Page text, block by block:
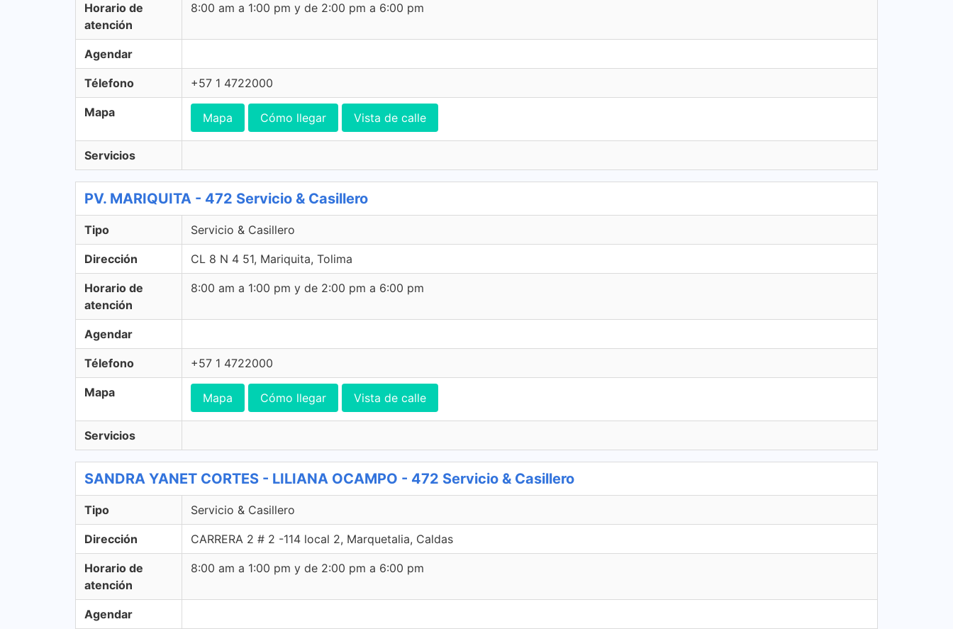
Horario de
atención
8:00 am a 1:00 pm y de 2:00 pm a 6:00 pm
Agendar
Télefono +57 1 4722000
Mapa Mapa Cómo llegar Vista de calle
Servicios
PV. MARIQUITA - 472 Servicio & Casillero
Tipo Servicio & Casillero
Dirección CL 8 N 4 51, Mariquita, Tolima
Horario de
atención
8:00 am a 1:00 pm y de 2:00 pm a 6:00 pm
Agendar
Télefono +57 1 4722000
Mapa Mapa Cómo llegar Vista de calle
Servicios
SANDRA YANET CORTES - LILIANA OCAMPO - 472 Servicio & Casillero
Tipo Servicio & Casillero
Dirección CARRERA 2 # 2 -114 local 2, Marquetalia, Caldas
Horario de
atención
8:00 am a 1:00 pm y de 2:00 pm a 6:00 pm
Agendar